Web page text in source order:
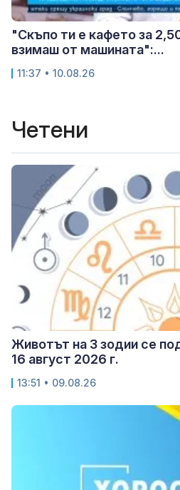
"Скъпо ти е кафето за
взимаш от машината":...
11:37 • 10.08.26
Четени
Животът на 3 зодии се
16 август 2026 г.
13:51 • 09.08.26